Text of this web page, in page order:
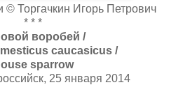
Торгачкин Игорь Петрович
* * *
воробей /
caucasicus /
sparrow
25 января 2014